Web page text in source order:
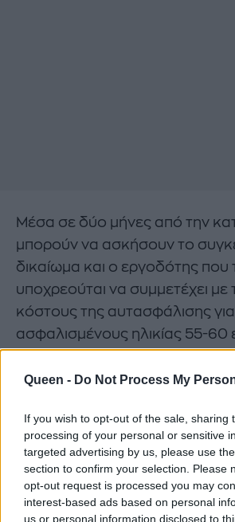
Queen - Do Not Process My
If you wish to opt-out of the sale, sharing
processing of your personal or sensitive
targeted advertising by us, please use
section to confirm your selection. Please
opt-out request is processed you may
interest-based ads based on personal
us or personal information disclosed to
Μέσα σε δύο μήνες από την
μπορούν να ασκήσουν το
δικαίωμα και ο εργοδότης
υποχρεούται να συμμετέχει με
κόστους της αυτασφάλισης για
ασφαλισμένους ηλικίας 55-60
υποχρεούται να συμμετάσχει
κόστους της αυτασφάλισης για
χρονικό διάστημα. Επίσης, πολύ
να γνωρίζετε ότι ο αριθμός
ηλικίας 55 έως 64 ετών, δεν